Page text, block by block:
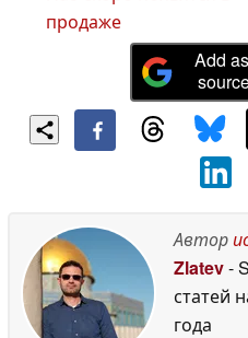
продаже
Add
Автор
Zlatev-
статей
года